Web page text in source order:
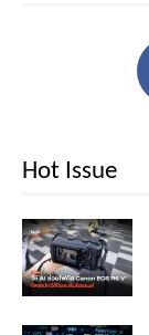
Hot Issue